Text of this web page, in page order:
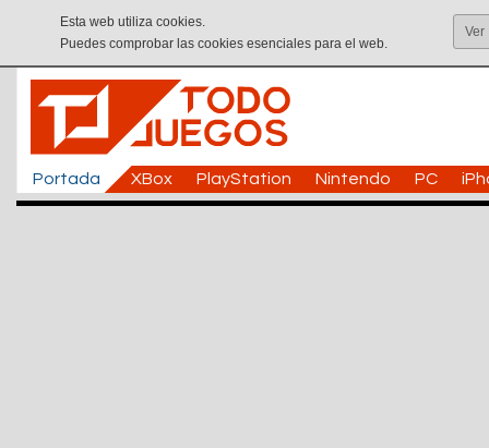
Esta web utiliza cookies.
Puedes comprobar las cookies esenciales para el web.
Ver
Portada XBox PlayStation Nintendo PC